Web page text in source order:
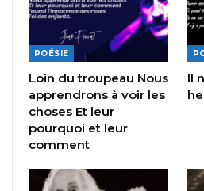
POÉSIE
Loin du troupeau Nous
apprendrons à voir les
choses Et leur
pourquoi et leur
comment
Il